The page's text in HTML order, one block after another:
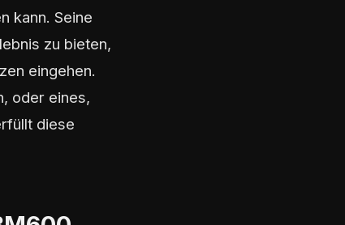
kann. Seine
zu bieten,
eingehen.
oder eines,
diese